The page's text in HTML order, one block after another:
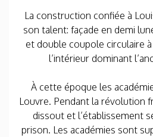
La construction confiée à
son talent: façade en demi
et double coupole circulaire
l’intérieur dominant
À cette époque les
Louvre. Pendant la révolution
dissout et l’établissement
prison. Les académies sont